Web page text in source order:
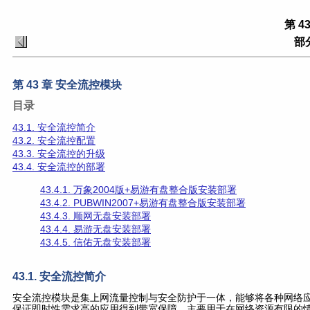
第
部
第 43 章 安全流控模块
目录
43.1. 安全流控简介
43.2. 安全流控配置
43.3. 安全流控的升级
43.4. 安全流控的部署
43.4.1. 万象2004版+易游有盘整合版安装部署
43.4.2. PUBWIN2007+易游有盘整合版安装部署
43.4.3. 顺网无盘安装部署
43.4.4. 易游无盘安装部署
43.4.5. 信佑无盘安装部署
43.1. 安全流控简介
安全流控模块是集上网流量控制与安全防护于一体，能够将各种网